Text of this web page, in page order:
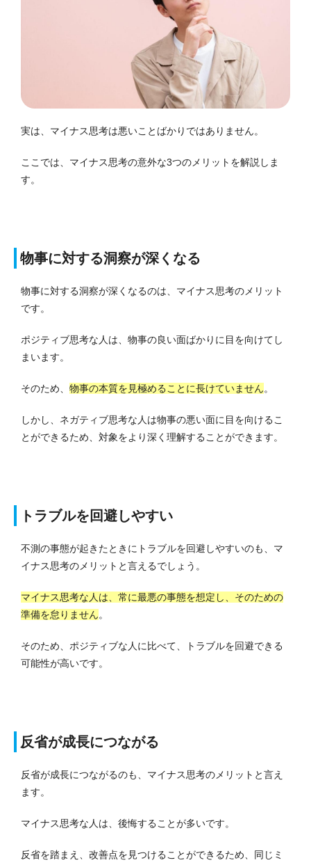
実は、マイナス思考は悪いことばかりではありません。
ここでは、マイナス思考の意外な3つのメリットを解説しま
す。
物事に対する洞察が深くなる
物事に対する洞察が深くなるのは、マイナス思考のメリット
です。
ポジティブ思考な人は、物事の良い面ばかりに目を向けてし
まいます。
そのため、 物事の本質を見極めることに長けていません。
しかし、ネガティブ思考な人は物事の悪い面に目を向けるこ
とができるため、対象をより深く理解することができます。
トラブルを回避しやすい
不測の事態が起きたときにトラブルを回避しやすいのも、マ
イナス思考のメリットと言えるでしょう。
マイナス思考な人は、常に最悪の事態を想定し、そのための
準備を怠りません。
そのため、ポジティブな人に比べて、トラブルを回避できる
可能性が高いです。
反省が成長につながる
反省が成長につながるのも、マイナス思考のメリットと言え
ます。
マイナス思考な人は、後悔することが多いです。
反省を踏まえ、改善点を見つけることができるため、同じミ